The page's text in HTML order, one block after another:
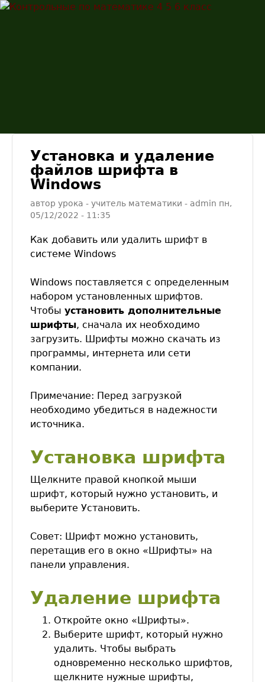
Перейти к основному
математике
4 5 6 класс
Установка и удаление
файлов шрифта в
Windows
автор урока - учитель математики - admin пн,
05/12/2022 - 11:35
Как добавить или удалить шрифт в
системе Windows
Windows поставляется с определенным
набором установленных шрифтов.
Чтобы установить дополнительные
шрифты, сначала их необходимо
загрузить. Шрифты можно скачать из
программы, интернета или сети
компании.
Примечание: Перед загрузкой
необходимо убедиться в надежности
источника.
Установка шрифта
Щелкните правой кнопкой мыши
шрифт, который нужно установить, и
выберите Установить.
Совет: Шрифт можно установить,
перетащив его в окно «Шрифты» на
панели управления.
Удаление шрифта
Откройте окно «Шрифты».
Выберите шрифт, который нужно
удалить. Чтобы выбрать
одновременно несколько шрифтов,
щелкните нужные шрифты,